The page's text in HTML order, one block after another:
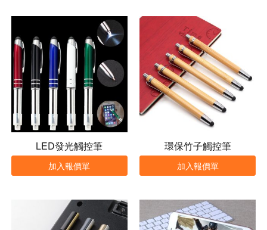
LED發光觸控筆
加入報價單
環保竹子觸控筆
加入報價單